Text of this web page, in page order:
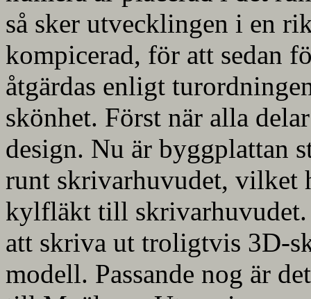
så sker utvecklingen i en
kompicerad, för att sedan
åtgärdas enligt
skönhet. Först när alla
design. Nu är byggplattan
runt skrivarhuvudet, vilket
kylfläkt till skrivarhuvudet.
att skriva ut troligtvis 3D-
modell. Passande nog är